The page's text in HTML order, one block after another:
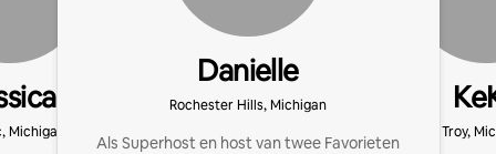
Michigan
Danielle
Rochester Hills, Michigan
Als Superhost en host van twee Favorieten
Troy,